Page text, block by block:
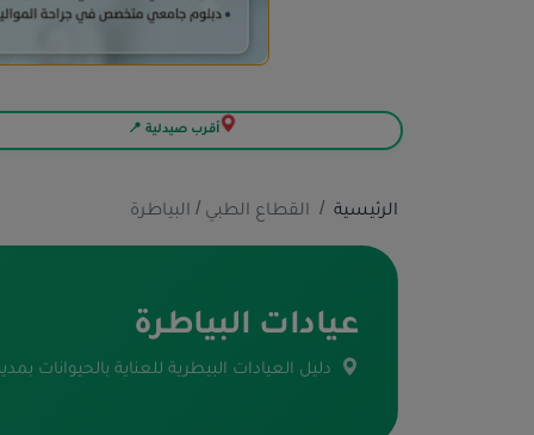
أقرب صيدلية 📍
الرئيسية القطاع الطبي / البياطرة
عيادات البياطرة
دليل العيادات البيطرية للعناية بالحيوانات